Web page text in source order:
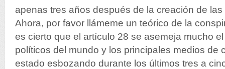
apenas tres años después de la creación de
Ahora, por favor llámeme un teórico de la
es cierto que el artículo 28 se asemeja mucho
políticos del mundo y los principales medios de
estado esbozando durante los últimos tres a